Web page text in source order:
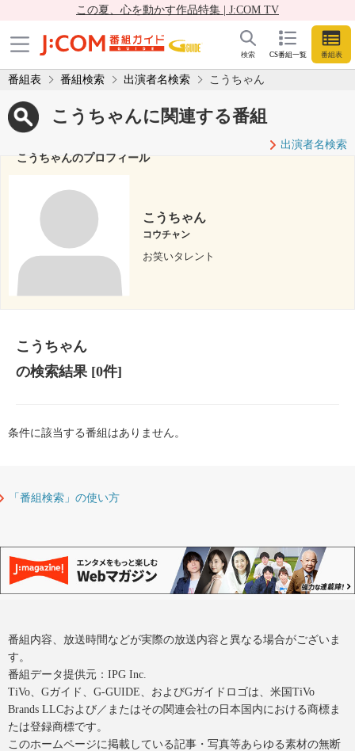
この夏、心を動かす作品特集 | J:COM TV
CS番組一覧 番組表
検索
番組表 番組検索 出演者名検索 こうちゃん
こうちゃんに関連する番組
出演者名検索
こうちゃんのプロフィール
こうちゃん
コウチャン
お笑いタレント
こうちゃん
の検索結果[0件]
条件に該当する番組はありません。
「番組検索」の使い方
番組内容、放送時間などが実際の放送内容と異なる場合がございま
す。
番組データ提供元：IPG Inc.
TiVo、Gガイド、G-GUIDE、およびGガイドロゴは、米国TiVo
Brands LLCおよび／またはその関連会社の日本国内における商標ま
たは登録商標です。
このホームページに掲載している記事・写真等あらゆる素材の無断